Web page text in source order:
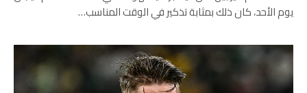
يوم الأحد، كان ذلك بمثابة تذكير في الوقت المناسب…